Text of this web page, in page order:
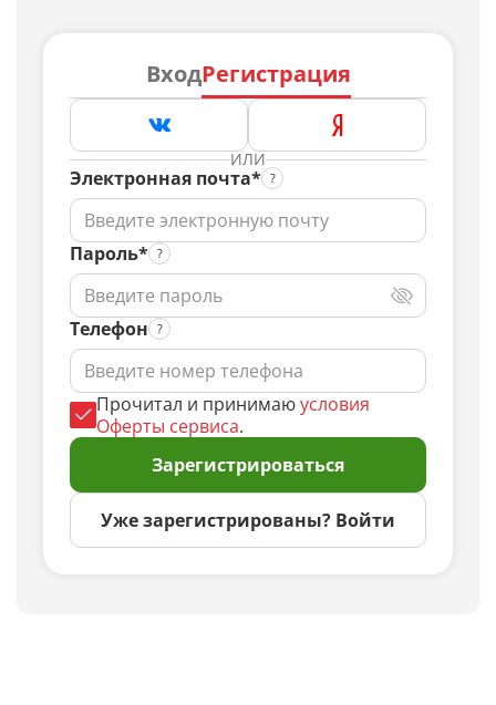
ВходРегистрация
ИЛИ
Электронная почта*
Пароль*
Телефон
Прочитал и принимаюусловия
Оферты сервиса.
Зарегистрироваться
Уже зарегистрированы? Войти